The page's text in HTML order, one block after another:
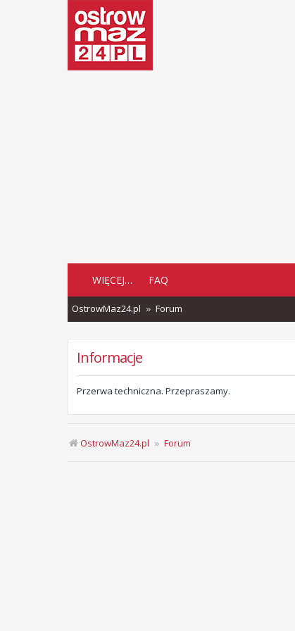
WIĘCEJ… FAQ
OstrowMaz24.pl Forum
Informacje
Przerwa techniczna. Przepraszamy.
OstrowMaz24.pl Forum